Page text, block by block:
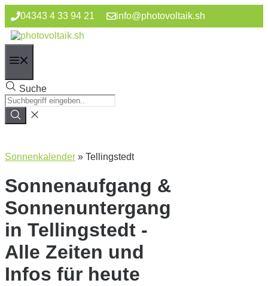
Zum
Inhalt
springen
04343 4 33 94 21 info@photovoltaik.sh
Suche
Sonnenkalender » Tellingstedt
Sonnenaufgang &
Sonnenuntergang
in Tellingstedt -
Alle Zeiten und
Infos für heute